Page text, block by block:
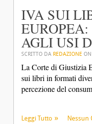
IVA SUI
AGLI USI
SCRITTO DA REDAZIONE ON
La Corte di Giustizia
sui libri in formati
percezione del
Leggi Tutto Nessun